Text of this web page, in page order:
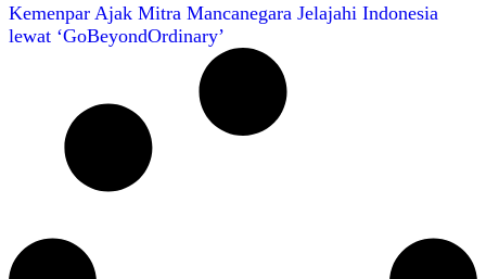
Kemenpar Ajak Mitra Mancanegara Jelajahi Indonesia
lewat ‘GoBeyondOrdinary’